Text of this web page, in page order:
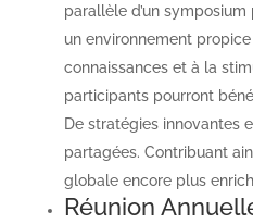
parallèle d’un
un environnement
connaissances et à la
participants pourront
De stratégies innovantes
partagées. Contribuant
globale encore plus
Réunion